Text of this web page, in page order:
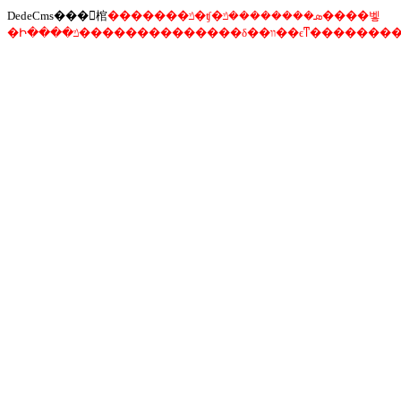
DedeCms���󾯸棺�������ݿ�ʧ�ܣ��������ݿ����벻